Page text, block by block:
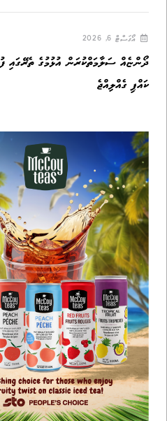
އޯގަސްޓް 6, 2026
ދޯންޏެއް ސަލާމަތްކުރަން އުޅުމުގެ ތެރޭގައި
ކައްޕި ގެއްލިއްޖެ